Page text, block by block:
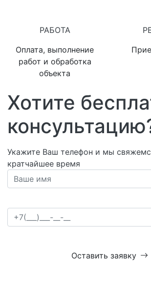
РАБОТА
Оплата, выполнение
работ и обработка
объекта
Хотите
Укажите Ваш телефон и мы
кратчайшее время
Оставить заявку